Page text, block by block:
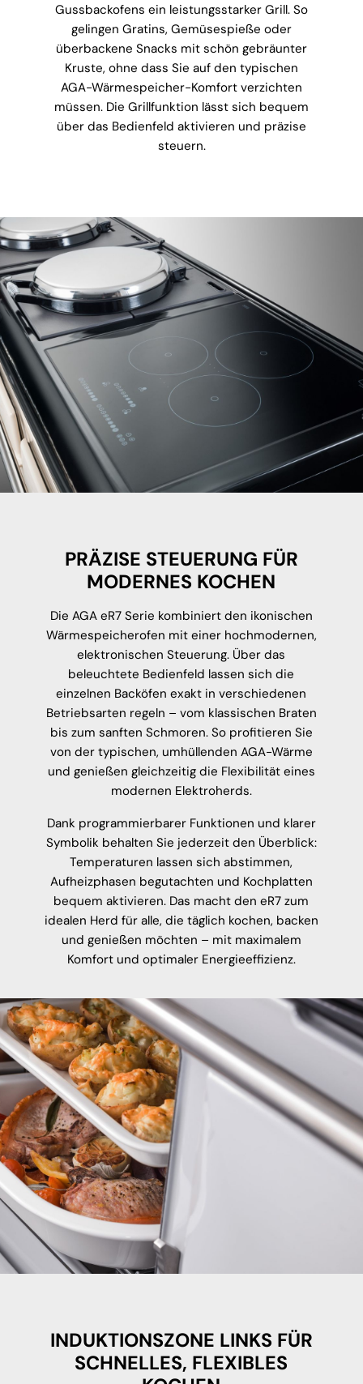
Gussbackofens ein leistungsstarker Grill. So
gelingen Gratins, Gemüsespieße oder
überbackene Snacks mit schön gebräunter
Kruste, ohne dass Sie auf den typischen
AGA-Wärmespeicher-Komfort verzichten
müssen. Die Grillfunktion lässt sich bequem
über das Bedienfeld aktivieren und präzise
steuern.
PRÄZISE STEUERUNG FÜR
MODERNES KOCHEN
Die AGA eR7 Serie kombiniert den ikonischen
Wärmespeicherofen mit einer hochmodernen,
elektronischen Steuerung. Über das
beleuchtete Bedienfeld lassen sich die
einzelnen Backöfen exakt in verschiedenen
Betriebsarten regeln – vom klassischen Braten
bis zum sanften Schmoren. So profitieren Sie
von der typischen, umhüllenden AGA-Wärme
und genießen gleichzeitig die Flexibilität eines
modernen Elektroherds.
Dank programmierbarer Funktionen und klarer
Symbolik behalten Sie jederzeit den Überblick:
Temperaturen lassen sich abstimmen,
Aufheizphasen begutachten und Kochplatten
bequem aktivieren. Das macht den eR7 zum
idealen Herd für alle, die täglich kochen, backen
und genießen möchten – mit maximalem
Komfort und optimaler Energieeffizienz.
INDUKTIONSZONE LINKS FÜR
SCHNELLES, FLEXIBLES